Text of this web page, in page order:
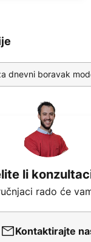
dnevni boravak
li
rado će
Kontaktirajte